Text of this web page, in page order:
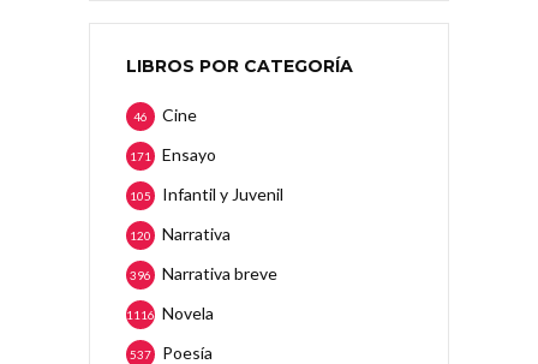
LIBROS POR CATEGORÍA
Cine
46
Ensayo
171
Infantil y Juvenil
105
Narrativa
120
Narrativa breve
396
Novela
1116
Poesía
537